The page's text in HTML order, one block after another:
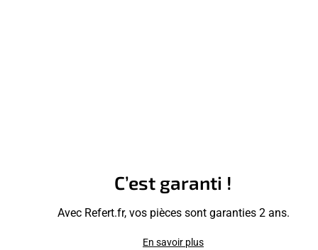
C’est garanti !
Avec Refert.fr, vos pièces sont garanties 2 ans.
En savoir plus